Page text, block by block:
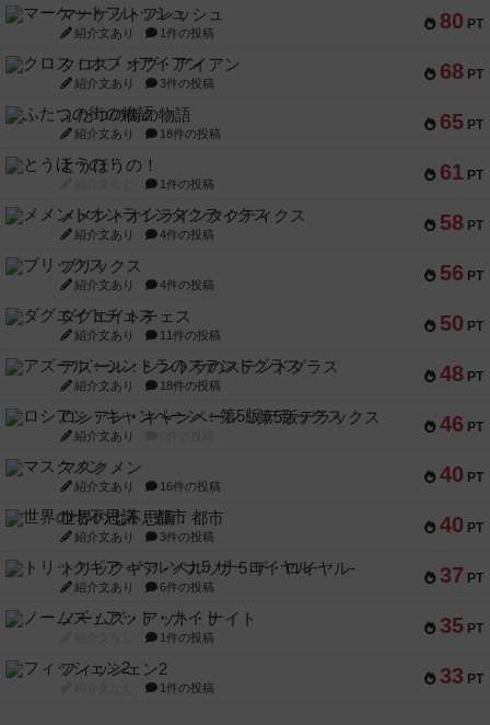
80 PT
マーケットフレッシュ
紹介文あり 1件の投稿
68 PT
クロス・オブ・アイアン
紹介文あり 3件の投稿
65 PT
ふたつの街の物語
紹介文あり 18件の投稿
61 PT
とうほうの！
1件の投稿
58 PT
メメントオンラインタクティクス
紹介文あり 4件の投稿
56 PT
ブリックス
紹介文あり 4件の投稿
50 PT
ダグエイトチェス
紹介文あり 11件の投稿
48 PT
アズール：シントラのステンドグラス
紹介文あり 18件の投稿
46 PT
ロシアン・キャンペーン：第5版デラックス
紹介文あり
40 PT
マスクメン
紹介文あり 16件の投稿
40 PT
世界の七不思議：都市
紹介文あり 3件の投稿
37 PT
トリックギア - ペルソナ5 ザ・ロイヤル-
紹介文あり 6件の投稿
35 PT
ノームズ・アット・ナイト
1件の投稿
33 PT
フィッシェン2
1件の投稿